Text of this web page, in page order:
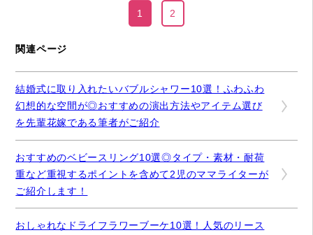
1 2
関連ページ
結婚式に取り入れたいバブルシャワー10選！ふわふわ
幻想的な空間が◎おすすめの演出方法やアイテム選び
を先輩花嫁である筆者がご紹介
おすすめのベビースリング10選◎タイプ・素材・耐荷
重など重視するポイントを含めて2児のママライターが
ご紹介します！
おしゃれなドライフラワーブーケ10選！人気のリース